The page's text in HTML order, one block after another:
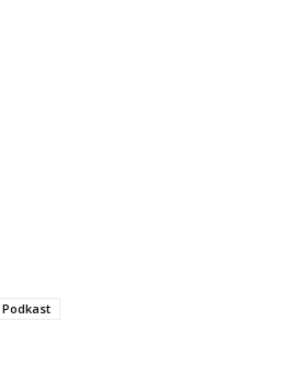
Podkast